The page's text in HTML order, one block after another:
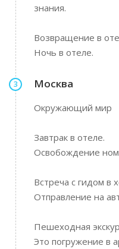
знания.
Возвращение в
Ночь в отеле.
3 Москва
Окружающий мир
Завтрак в отеле.
Освобождение
Встреча с гидом в
Отправление на
Пешеходная
Это погружение в